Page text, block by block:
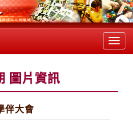
圖片資訊
伴大會